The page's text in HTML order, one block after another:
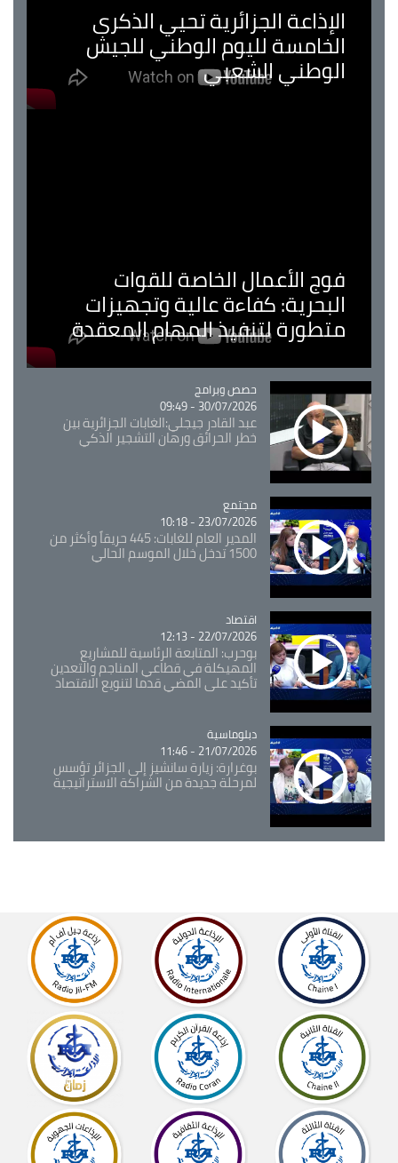
الإذاعة الجزائرية تحيي الذكرى
الخامسة لليوم الوطني للجيش
الوطني الشعبي
فوج الأعمال الخاصة للقوات
البحرية: كفاءة عالية وتجهيزات
متطورة لتنفيذ المهام المعقدة
Catégorie
حصص وبرامج
30/07/2026 - 09:49
عبد القادر جيجلي:الغابات الجزائرية بين
خطر الحرائق ورهان التشجير الذكي
Catégorie
مجتمع
23/07/2026 - 10:18
المدير العام للغابات: 445 حريقاً وأكثر من
1500 تدخل خلال الموسم الحالي
Catégorie
اقتصاد
22/07/2026 - 12:13
بوحرب: المتابعة الرئاسية للمشاريع
المهيكلة في قطاعي المناجم والتعدين
تأكيد على المضي قدما لتنويع الاقتصاد
Catégorie
دبلوماسية
21/07/2026 - 11:46
بوغرارة: زيارة سانشيز إلى الجزائر تؤسس
لمرحلة جديدة من الشراكة الاستراتيجية